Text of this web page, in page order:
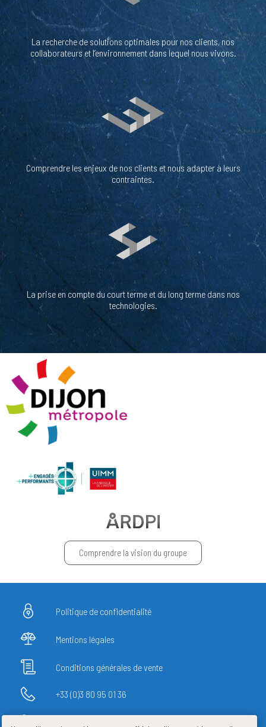
La recherche de solutions optimales pour nos clients, nos
collaborateurs et l’environnement dans lequel nous vivons.
Comprendre les enjeux de nos clients et nous adapter à leurs
contraintes.
La prise en compte du court terme et du long terme dans nos
technologies.
Comprendre la vision du groupe
Politique de confidentialité
Mentions légales
Conditions générales de vente
+33 (0)3 80 95 01 36